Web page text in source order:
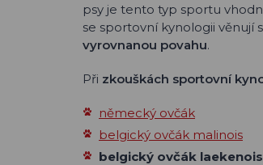
psy je tento typ sportu
se sportovní kynologii věnují
vyrovnanou povahu.
Při zkouškách sportovní
německý ovčák
belgický ovčák malinois
belgický ovčák laekenois